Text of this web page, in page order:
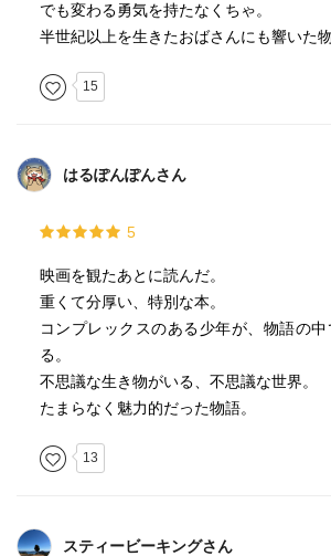
でも変わる勇気を持たなくちゃ。
半世紀以上を生きたおばさんにも響いた物
15
はるぽんぽんさん
5
映画を観たあとに読んだ。
重くて分厚い、特別な本。
コンプレックスのある少年が、物語の
る。
不思議な生き物がいる、不思議な世界。
たまらなく魅力的だった物語。
13
スティービーキングさん